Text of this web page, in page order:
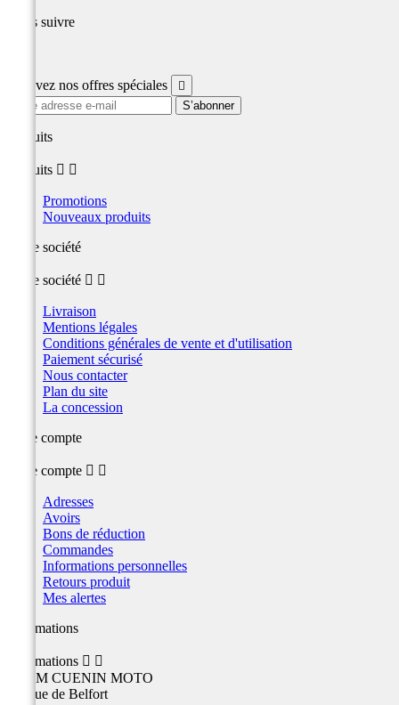
Nous suivre
Recevez nos offres spéciales 
produits
produits  
Promotions
Nouveaux produits
Notre société
Notre société  
Livraison
Mentions légales
Conditions générales de vente et d'utilisation
Paiement sécurisé
Nous contacter
Plan du site
La concession
Votre compte
Votre compte  
Adresses
Avoirs
Bons de réduction
Commandes
Informations personnelles
Retours produit
Mes alertes
Informations
Informations  
TEAM CUENIN MOTO
26 Rue de Belfort